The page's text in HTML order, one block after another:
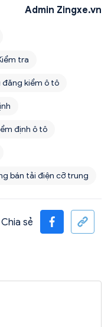
Admin Zingxe.vn
tra
đăng kiểm ô tô
định ô tô
bán tải điện cỡ trung
Chia sẻ